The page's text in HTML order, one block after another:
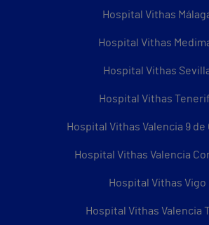
Hospital Vithas
Hospital Vithas
Hospital Vithas
Hospital Vithas
Hospital Vithas Valencia 9 de
Hospital Vithas Valencia
Hospital Vithas Vigo
Hospital Vithas Valencia